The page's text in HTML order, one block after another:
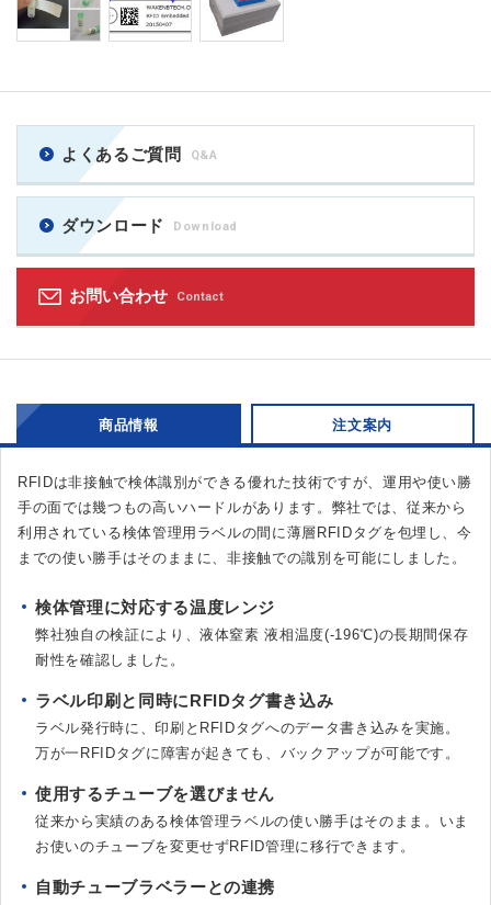
よくあるご質問 Q&A
ダウンロード Download
お問い合わせ Contact
商品情報 注文案内
RFIDは非接触で検体識別ができる優れた技術ですが、運用や使い勝
手の面では幾つもの高いハードルがあります。弊社では、従来から
利用されている検体管理用ラベルの間に薄層RFIDタグを包埋し、今
までの使い勝手はそのままに、非接触での識別を可能にしました。
検体管理に対応する温度レンジ
弊社独自の検証により、液体窒素 液相温度(-196℃)の長期間保存
耐性を確認しました。
ラベル印刷と同時にRFIDタグ書き込み
ラベル発行時に、印刷とRFIDタグへのデータ書き込みを実施。
万が一RFIDタグに障害が起きても、バックアップが可能です。
使用するチューブを選びません
従来から実績のある検体管理ラベルの使い勝手はそのまま。いま
お使いのチューブを変更せずRFID管理に移行できます。
自動チューブラベラーとの連携